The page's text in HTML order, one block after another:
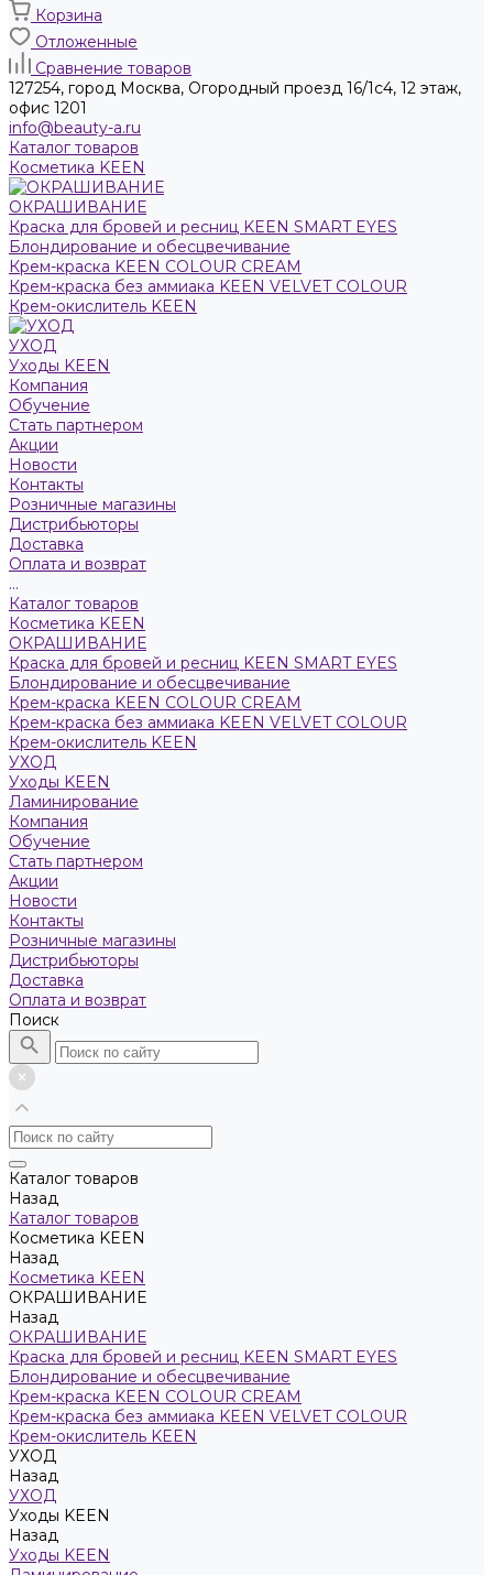
Корзина
Отложенные
Сравнение товаров
127254, город Москва, Огородный проезд 16/1с4, 12 этаж,
офис 1201
info@beauty-a.ru
Каталог товаров
Косметика KEEN
ОКРАШИВАНИЕ
Краска для бровей и ресниц KEEN SMART EYES
Блондирование и обесцвечивание
Крем-краска KEEN COLOUR CREAM
Крем-краска без аммиака KEEN VELVET COLOUR
Крем-окислитель KEEN
УХОД
Уходы KEEN
Компания
Обучение
Стать партнером
Акции
Новости
Контакты
Розничные магазины
Дистрибьюторы
Доставка
Оплата и возврат
...
Каталог товаров
Косметика KEEN
ОКРАШИВАНИЕ
Краска для бровей и ресниц KEEN SMART EYES
Блондирование и обесцвечивание
Крем-краска KEEN COLOUR CREAM
Крем-краска без аммиака KEEN VELVET COLOUR
Крем-окислитель KEEN
УХОД
Уходы KEEN
Ламинирование
Компания
Обучение
Стать партнером
Акции
Новости
Контакты
Розничные магазины
Дистрибьюторы
Доставка
Оплата и возврат
Поиск
Каталог товаров
Назад
Каталог товаров
Косметика KEEN
Назад
Косметика KEEN
ОКРАШИВАНИЕ
Назад
ОКРАШИВАНИЕ
Краска для бровей и ресниц KEEN SMART EYES
Блондирование и обесцвечивание
Крем-краска KEEN COLOUR CREAM
Крем-краска без аммиака KEEN VELVET COLOUR
Крем-окислитель KEEN
УХОД
Назад
УХОД
Уходы KEEN
Назад
Уходы KEEN